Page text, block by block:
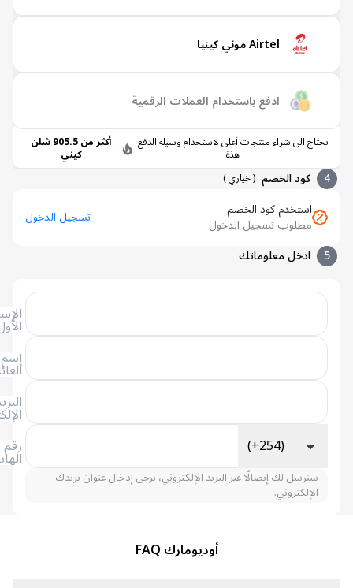
Airtel موني كينيا
ادفع باستخدام العملات الرقمية
شراء منتجات أعلى لاستخدام وسيله الدفع أكثر من 905.5 شلن
كيني
الخصم (خياري)
كود الخصم
تسجيل الدخول
تسجيل الدخول
معلوماتك
الإلكتروني
(+254)
لك إيصالًا عبر البريد الإلكتروني، يرجى إدخال عنوان بريدك
أوديومارك FAQ